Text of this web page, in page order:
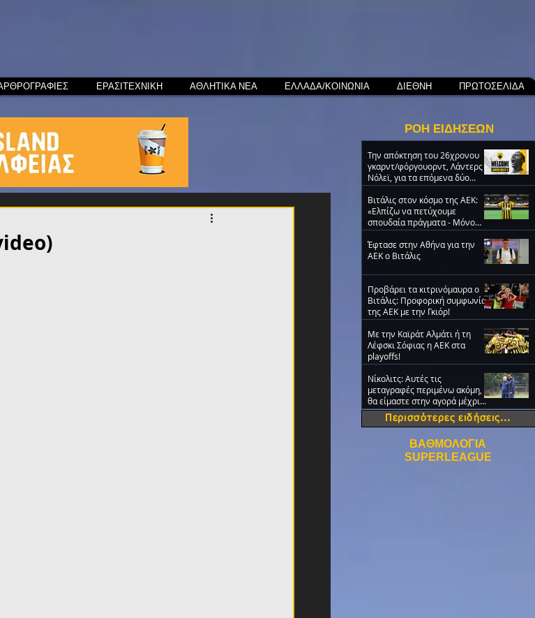
ΕΡΑΣΙΤΕΧΝΙΚΗ ΑΘΛΗΤΙΚΑ ΝΕΑ ΕΛΛΑΔΑ/ΚΟΙΝΩΝΙΑ ΔΙΕΘΝΗ ΠΡΩΤΟΣΕΛΙΔΑ
ΡΟΗ ΕΙΔΗΣΕΩΝ
Την απόκτηση του 26χρονου
γκαρντ/φόργουορντ, Λάντερς
Νόλεϊ, για τα επόμενα δύο
χρόνια ανακοίνωσε η ΑΕΚ
Βιτάλις στον κόσμο της ΑΕΚ:
«Ελπίζω να πετύχουμε
σπουδαία πράγματα - Μόνο
ΑΕΚ!» (VIDEO)
Έφτασε στην Αθήνα για την
ΑΕΚ ο Βιτάλις
Προβάρει τα κιτρινόμαυρα ο
Βιτάλις: Προφορική συμφωνία
της ΑΕΚ με την Γκιόρ!
Με την Καϊράτ Αλμάτι ή τη
Λέφσκι Σόφιας η ΑΕΚ στα
playoffs!
Νίκολιτς: Αυτές τις
μεταγραφές περιμένω ακόμη,
θα είμαστε στην αγορά μέχρι
την τελευταία ημέρα
ΒΑΘΜΟΛΟΓΙΑ
SUPERLEAGUE
Περισσότερες ειδήσεις...